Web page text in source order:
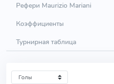
Рефери Maurizio Mariani
Коэффициенты
Турнирная таблица